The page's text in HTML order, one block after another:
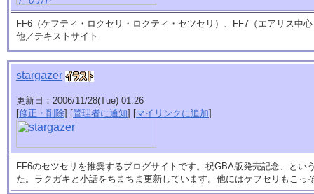
FF6（ケフティ・ロクセリ・ロクティ・セツセリ）、FF7（エアリス中
他／テキストサイト
stargazer
更新日：2006/11/28(Tue) 01:26
[修正・削除] [管理者に通知] [マイリンクに追加]
FF6のセツセリを推奨するブログサイトです。祝GBA版発売記念、とい
た。ラクガキと小話をちまちま更新しています。他にはケフセリもこっ